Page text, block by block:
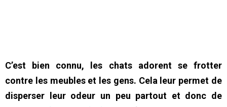
C’est bien connu, les chats adorent se frotter
contre les meubles et les gens. Cela leur permet de
disperser leur odeur un peu partout et donc de